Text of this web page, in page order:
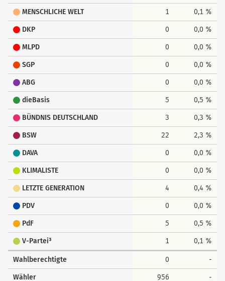
MENSCHLICHE WELT 1 0,1 %
DKP 0 0,0 %
MLPD 0 0,0 %
SGP 0 0,0 %
ABG 0 0,0 %
dieBasis 5 0,5 %
BÜNDNIS DEUTSCHLAND 3 0,3 %
BSW 22 2,3 %
DAVA 0 0,0 %
KLIMALISTE 0 0,0 %
LETZTE GENERATION 4 0,4 %
PDV 0 0,0 %
PdF 5 0,5 %
V-Partei³ 1 0,1 %
Wahlberechtigte 0 -
Wähler 956 -